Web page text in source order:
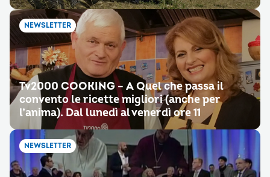
NEWSLETTER
Tv2000 COOKING – A Quel che passa il
convento le ricette migliori (anche per
l’anima). Dal lunedì al venerdì ore 11
NEWSLETTER